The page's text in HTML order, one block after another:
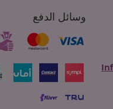
وسائل الدفع